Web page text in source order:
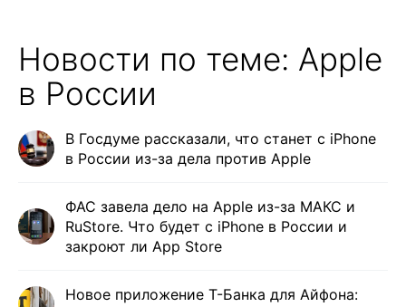
Новости по теме: Apple
в России
В Госдуме рассказали, что станет с iPhone
в России из-за дела против Apple
ФАС завела дело на Apple из-за МАКС и
RuStore. Что будет с iPhone в России и
закроют ли App Store
Новое приложение Т-Банка для Айфона: